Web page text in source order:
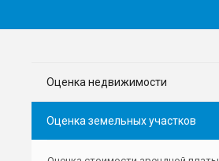
Оценка недвижимости
Оценка земельных участков